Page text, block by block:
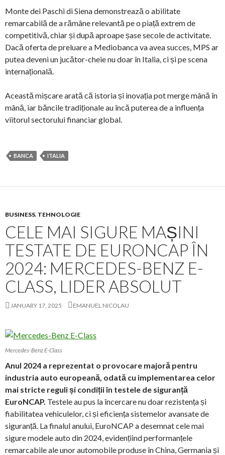
Monte dei Paschi di Siena demonstrează o abilitate
remarcabilă de a rămâne relevantă pe o piață extrem de
competitivă, chiar și după aproape șase secole de activitate.
Dacă oferta de preluare a Mediobanca va avea succes, MPS ar
putea deveni un jucător-cheie nu doar în Italia, ci și pe scena
internațională.
Această mișcare arată că istoria și inovația pot merge mână în
mână, iar băncile tradiționale au încă puterea de a influența
viitorul sectorului financiar global.
BANCA ITALIA
BUSINESS, TEHNOLOGIE
CELE MAI SIGURE MAȘINI
TESTATE DE EURONCAP ÎN
2024: MERCEDES-BENZ E-
CLASS, LIDER ABSOLUT
JANUARY 17, 2025 EMANUEL NICOLAU
Mercedes-Benz E-Class
Anul 2024 a reprezentat o provocare majoră pentru
industria auto europeană, odată cu implementarea celor
mai stricte reguli și condiții în testele de siguranță
EuroNCAP. Testele au pus la încercare nu doar rezistența și
fiabilitatea vehiculelor, ci și eficiența sistemelor avansate de
siguranță. La finalul anului, EuroNCAP a desemnat cele mai
sigure modele auto din 2024, evidențiind performanțele
remarcabile ale unor automobile produse în China, Germania și